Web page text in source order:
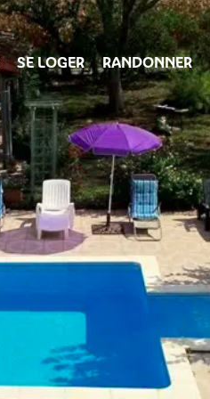
SE LOGER RANDONNER